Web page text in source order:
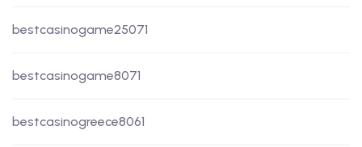
bestcasinogame25071
bestcasinogame8071
bestcasinogreece8061